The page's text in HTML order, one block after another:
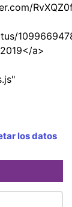
a>
los datos